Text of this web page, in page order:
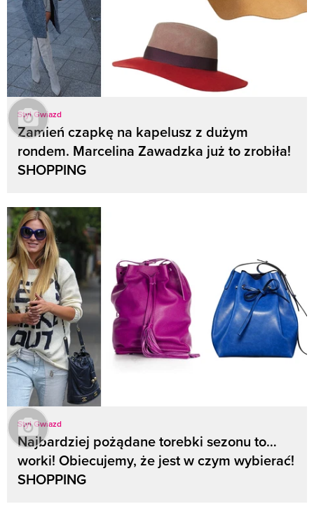
Styl Gwiazd
Zamień czapkę na kapelusz z dużym
rondem. Marcelina Zawadzka już to zrobiła!
SHOPPING
Styl Gwiazd
Najbardziej pożądane torebki sezonu to…
worki! Obiecujemy, że jest w czym wybierać!
SHOPPING